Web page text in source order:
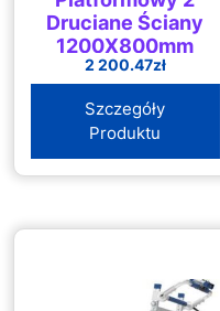
Druciane Ściany
1200X800mm
Nośność 300 Kg
2 200.47zł
Szczegóły
Produktu